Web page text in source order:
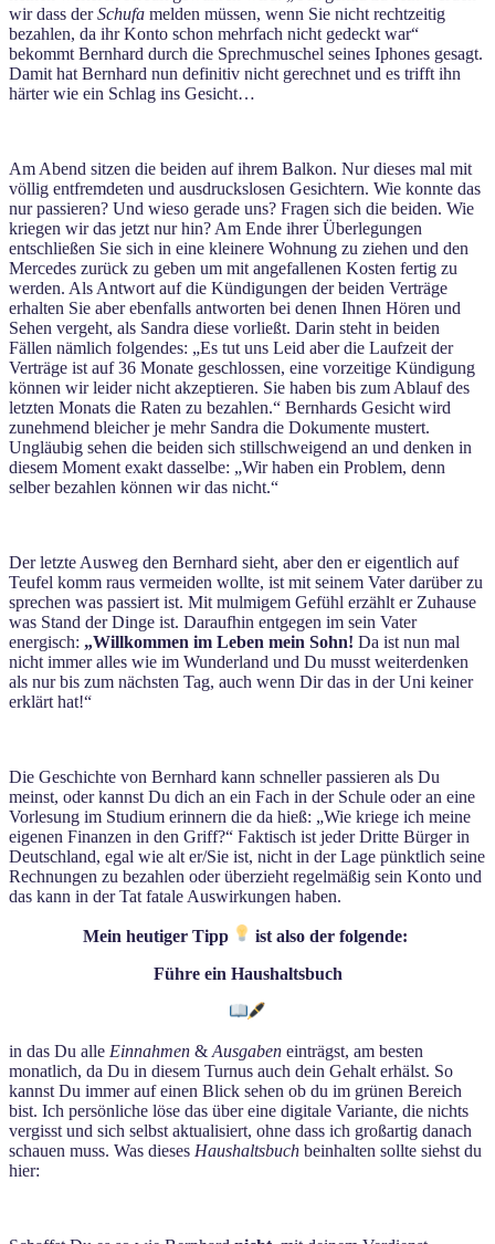
wir dass derSchufa melden müssen, wenn Sie nicht rechtzeitig
bezahlen, da ihr Konto schon mehrfach nicht gedeckt war“
bekommt Bernhard durch die Sprechmuschel seines Iphones gesagt.
Damit hat Bernhard nun definitiv nicht gerechnet und es trifft ihn
härter wie ein Schlag ins Gesicht…
Am Abend sitzen die beiden auf ihrem Balkon. Nur dieses mal mit
völlig entfremdeten und ausdruckslosen Gesichtern. Wie konnte das
nur passieren? Und wieso gerade uns? Fragen sich die beiden. Wie
kriegen wir das jetzt nur hin? Am Ende ihrer Überlegungen
entschließen Sie sich in eine kleinere Wohnung zu ziehen und den
Mercedes zurück zu geben um mit angefallenen Kosten fertig zu
werden. Als Antwort auf die Kündigungen der beiden Verträge
erhalten Sie aber ebenfalls antworten bei denen Ihnen Hören und
Sehen vergeht, als Sandra diese vorließt. Darin steht in beiden
Fällen nämlich folgendes: „Es tut uns Leid aber die Laufzeit der
Verträge ist auf 36 Monate geschlossen, eine vorzeitige Kündigung
können wir leider nicht akzeptieren. Sie haben bis zum Ablauf des
letzten Monats die Raten zu bezahlen.“ Bernhards Gesicht wird
zunehmend bleicher je mehr Sandra die Dokumente mustert.
Ungläubig sehen die beiden sich stillschweigend an und denken in
diesem Moment exakt dasselbe: „Wir haben ein Problem, denn
selber bezahlen können wir das nicht.“
Der letzte Ausweg den Bernhard sieht, aber den er eigentlich auf
Teufel komm raus vermeiden wollte, ist mit seinem Vater darüber zu
sprechen was passiert ist. Mit mulmigem Gefühl erzählt er Zuhause
was Stand der Dinge ist. Daraufhin entgegen im sein Vater
energisch: „Willkommen im Leben mein Sohn! Da ist nun mal
nicht immer alles wie im Wunderland und Du musst weiterdenken
als nur bis zum nächsten Tag, auch wenn Dir das in der Uni keiner
erklärt hat!“
Die Geschichte von Bernhard kann schneller passieren als Du
meinst, oder kannst Du dich an ein Fach in der Schule oder an eine
Vorlesung im Studium erinnern die da hieß: „Wie kriege ich meine
eigenen Finanzen in den Griff?“ Faktisch ist jeder Dritte Bürger in
Deutschland, egal wie alt er/Sie ist, nicht in der Lage pünktlich seine
Rechnungen zu bezahlen oder überzieht regelmäßig sein Konto und
das kann in der Tat fatale Auswirkungen haben.
Mein heutiger Tipp
ist also der folgende:
Führe ein Haushaltsbuch
in das Du alle Einnahmen & Ausgaben einträgst, am besten
monatlich, da Du in diesem Turnus auch dein Gehalt erhälst. So
kannst Du immer auf einen Blick sehen ob du im grünen Bereich
bist. Ich persönliche löse das über eine digitale Variante, die nichts
vergisst und sich selbst aktualisiert, ohne dass ich großartig danach
schauen muss. Was dieses Haushaltsbuch beinhalten sollte siehst du
hier: